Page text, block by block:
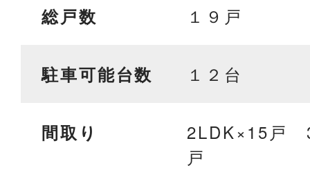
総戸数 １９戸
駐車可能台数 １２台
間取り
2LDK×15戸
戸